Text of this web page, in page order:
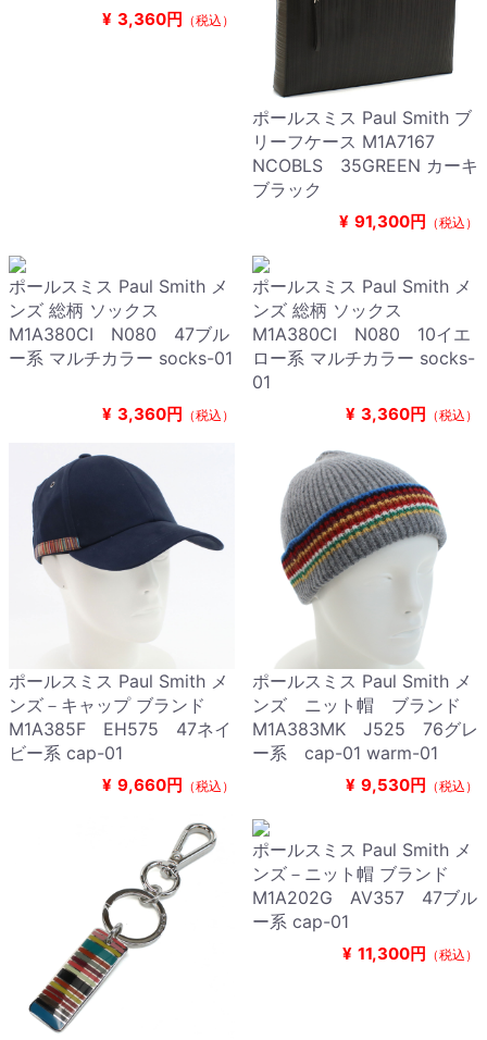
¥ 3,360円 （税込）
ポールスミス Paul Smith ブ
リーフケース M1A7167
NCOBLS 35GREEN カーキ
ブラック
¥ 91,300円 （税込）
ポールスミス Paul Smith メ
ンズ 総柄 ソックス
M1A380CI N080 47ブル
ー系 マルチカラー socks-01
¥ 3,360円 （税込）
ポールスミス Paul Smith メ
ンズ 総柄 ソックス
M1A380CI N080 10イエ
ロー系 マルチカラー socks-
01
¥ 3,360円 （税込）
ポールスミス Paul Smith メ
ンズ－キャップ ブランド
M1A385F EH575 47ネイ
ビー系 cap-01
¥ 9,660円 （税込）
ポールスミス Paul Smith メ
ンズ ニット帽 ブランド
M1A383MK J525 76グレ
ー系 cap-01 warm-01
¥ 9,530円 （税込）
ポールスミス Paul Smith メ
ンズ－ニット帽 ブランド
M1A202G AV357 47ブル
ー系 cap-01
¥ 11,300円 （税込）